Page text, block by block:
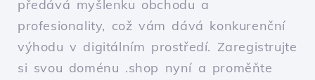
předává myšlenku obchodu a
profesionality, což vám dává konkurenční
výhodu v digitálním prostředí. Zaregistrujte
si svou doménu .shop nyní a proměňte